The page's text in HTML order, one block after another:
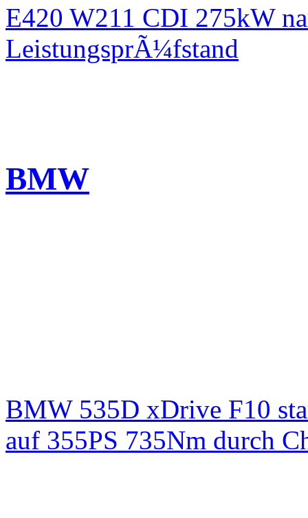
E420 W211 CDI 275kW
LeistungsprÃ¼fstand
BMW
BMW 535D xDrive F10
auf 355PS 735Nm durch